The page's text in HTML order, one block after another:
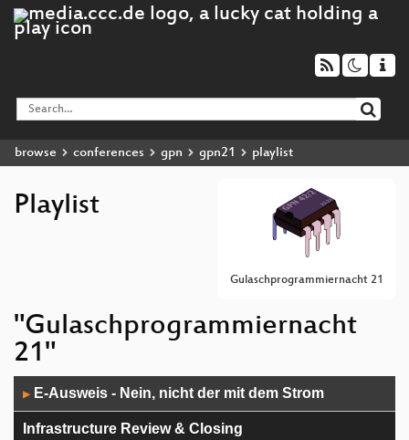
browse conferences gpn gpn21 playlist
Gulaschprogrammiernacht 21
Playlist
"Gulaschprogrammiernacht
21"
Player
▶ E-Ausweis - Nein, nicht der mit dem Strom
Infrastructure Review & Closing